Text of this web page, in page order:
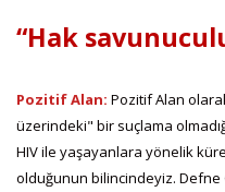
“Hak
Pozitif Alan: Pozitif Alan
üzerindeki" bir suçlama
HIV ile yaşayanlara yönelik
olduğunun bilincindeyiz. Defne